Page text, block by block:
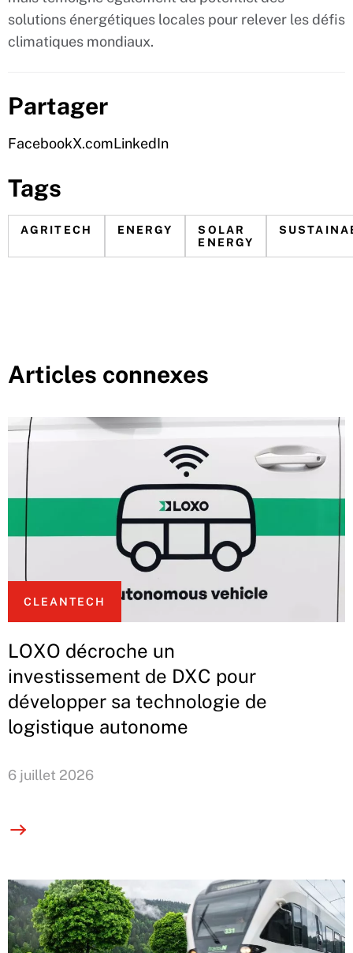
solutions énergétiques locales pour relever les défis
climatiques mondiaux.
Partager
FacebookX.comLinkedIn
Tags
AGRITECH ENERGY
SOLAR
ENERGY
Articles connexes
CLEANTECH
LOXO décroche un
investissement de DXC pour
développer sa technologie de
logistique autonome
6 juillet 2026